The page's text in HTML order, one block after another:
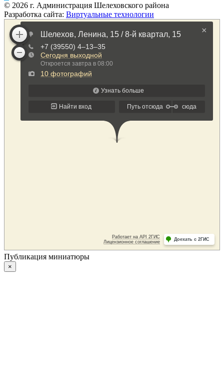
© 2026 г. Администрация Шелеховского района
Разработка сайта: Виртуальные технологии
Публикация миниатюры
×